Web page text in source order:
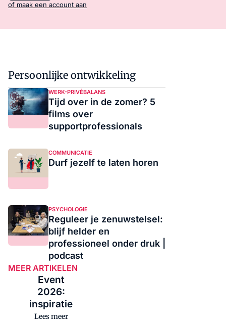
of maak een account aan
Persoonlijke ontwikkeling
WERK-PRIVÉBALANS
Tijd over in de zomer? 5
films over
supportprofessionals
COMMUNICATIE
Durf jezelf te laten horen
PSYCHOLOGIE
Reguleer je zenuwstelsel:
blijf helder en
professioneel onder druk |
podcast
MEER ARTIKELEN
Event
2026:
inspiratie
Lees meer